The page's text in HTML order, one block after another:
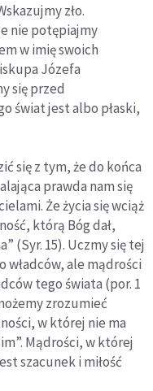
zło.
nie potępiajmy
w imię swoich
Józefa
się przed
świat jest albo płaski,
się z tym, że do końca
prawda nam się
Że życia się wciąż
którą Bóg dał,
(Syr. 15). Uczmy się tej
władców, ale mądrości
tego świata (por. 1
zrozumieć
w której nie ma
Mądrości, w której
szacunek i miłość